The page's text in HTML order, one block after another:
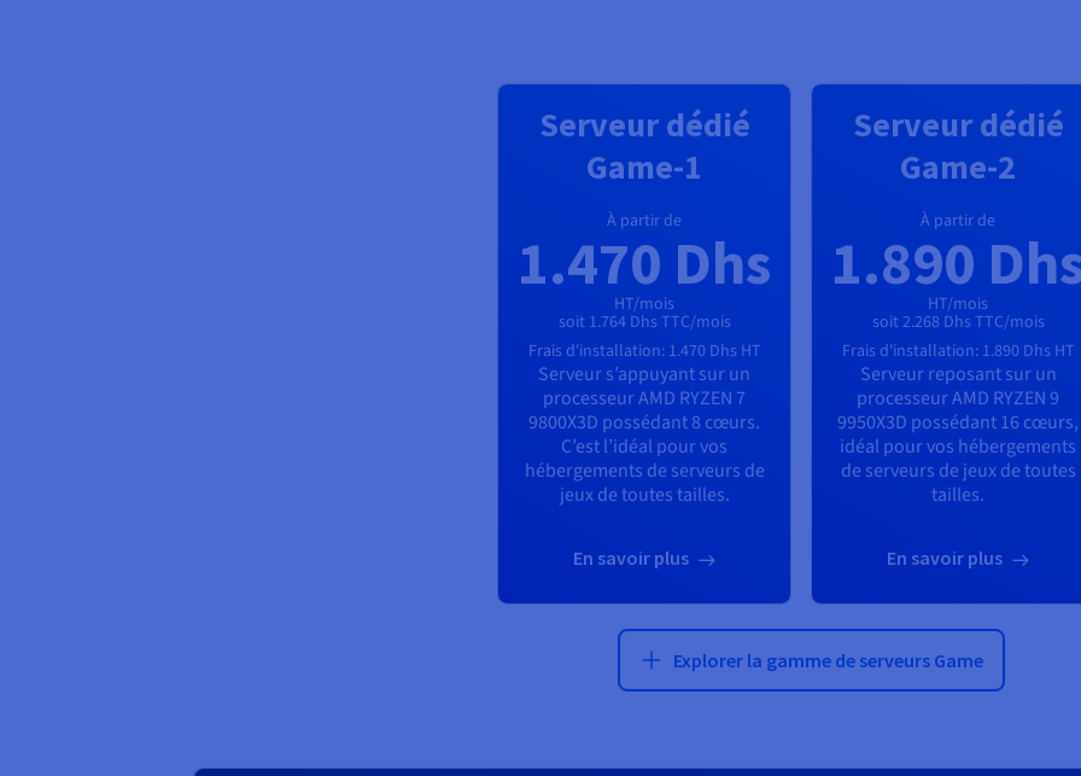
Serveur dédié
Game-1
À partir de
1.470 Dhs
HT/mois
soit 1.764 Dhs TTC/mois
Frais d'installation: 1.470 DhsHT
Serveur s’appuyant sur un
processeurAMD RYZEN 7
9800X3D possédant8 cœurs.
C’est l’idéal pour vos
hébergements de serveurs de
jeux de toutes tailles.
En savoir plus
Serveur dédié
Game-2
À partir de
1.890
HT/mois
soit 2.268 Dhs TTC/mois
Frais d'installation: 1.890 DhsHT
Serveur reposant sur un
processeurAMD RYZEN 9
9950X3D possédant16 cœurs,
idéal pour vos hébergements
de serveurs de jeux de toutes
tailles.
En savoir plus
Explorer la gamme de serveurs Game